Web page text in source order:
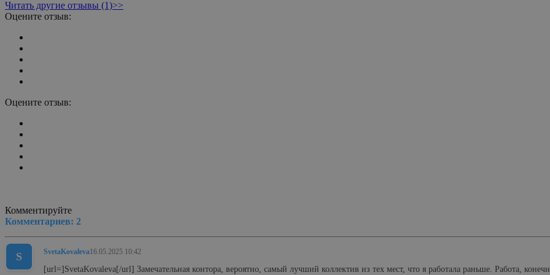
Читать другие отзывы (1)>>
Оцените отзыв:
Оцените отзыв:
Комментируйте
Комментариев: 2
S SvetaKovaleva16.05.2025 10:42
[url=]SvetaKovaleva[/url] Замечательная контора, вероятно, самый лучший коллектив из тех мест, что я работала раньше. Работа, конечно, не легкая, но кто говорил, что работать юристом легко и просто.